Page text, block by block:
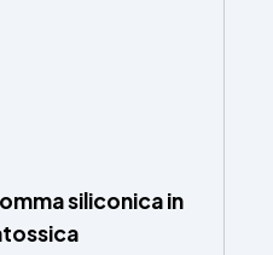
siliconica in